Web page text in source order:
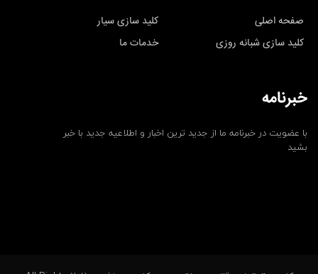
صفحه اصلی
کلید سازی سیار
کلید سازی شبانه روزی
خدمات ما
خبرنامه
با عضویت در خبرنامه ما از جدید ترین اخبار و اطلاعیه جدید با خبر
بشید